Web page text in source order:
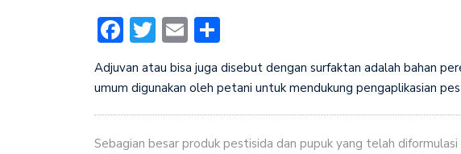
Facebook
Twitter
Email
Adjuvan atau bisa juga disebut dengan surfaktan adalah bahan
umum digunakan oleh petani untuk mendukung pengaplikasian
Sebagian besar produk pestisida dan pupuk yang telah